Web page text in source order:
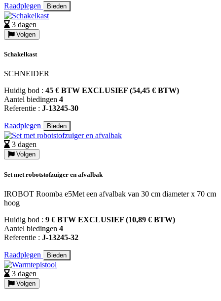
Raadplegen Bieden
3 dagen
Volgen
Schakelkast
SCHNEIDER
Huidig bod : 45 € BTW EXCLUSIEF (54,45 € BTW)
Aantel biedingen 4
Referentie : J-13245-30
Raadplegen Bieden
3 dagen
Volgen
Set met robotstofzuiger en afvalbak
IROBOT Roomba e5Met een afvalbak van 30 cm diameter x 70 cm
hoog
Huidig bod : 9 € BTW EXCLUSIEF (10,89 € BTW)
Aantel biedingen 4
Referentie : J-13245-32
Raadplegen Bieden
3 dagen
Volgen